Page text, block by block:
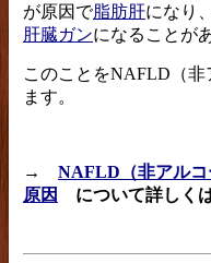
が原因で脂肪肝になり
肝臓ガンになることが
このことをNAFLD（
ます。
→ NAFLD（非アルコ
原因
について詳しく